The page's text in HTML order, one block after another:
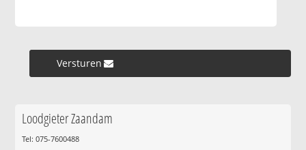
Versturen »
Loodgieter Zaandam
Tel: 075-7600488